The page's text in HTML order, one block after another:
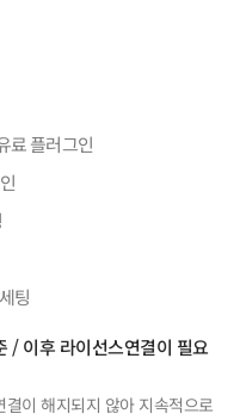
료 플러그인
팅
/ 이후 라이선스연결이 필요
이 해지되지 않아 지속적으로